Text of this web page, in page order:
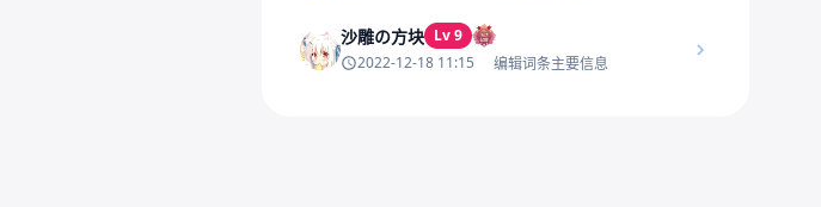
沙雕の方块 Lv 9
2022-12-18 11:15
编辑词条主要信息